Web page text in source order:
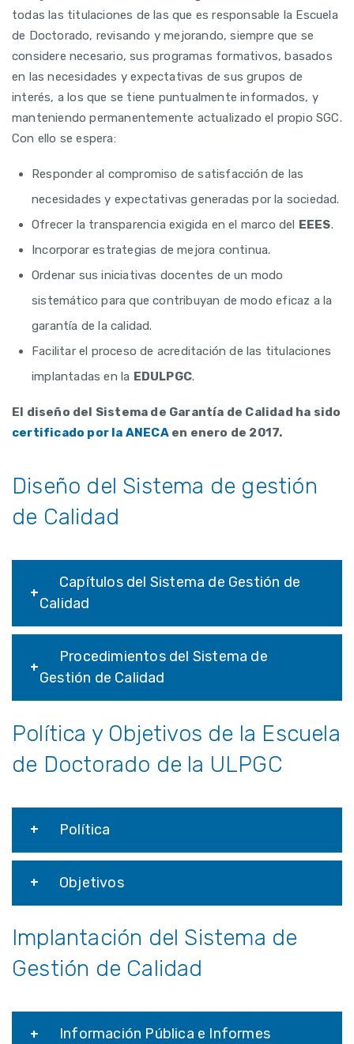
todas las titulaciones de las que es responsable la Escuela
de Doctorado, revisando y mejorando, siempre que se
considere necesario, sus programas formativos, basados
en las necesidades y expectativas de sus grupos de
interés, a los que se tiene puntualmente informados, y
manteniendo permanentemente actualizado el propio SGC.
Con ello se espera:
Responder al compromiso de satisfacción de las
necesidades y expectativas generadas por la sociedad.
Ofrecer la transparencia exigida en el marco del EEES.
Incorporar estrategias de mejora continua.
Ordenar sus iniciativas docentes de un modo
sistemático para que contribuyan de modo eficaz a la
garantía de la calidad.
Facilitar el proceso de acreditación de las titulaciones
implantadas en la EDULPGC.
El diseño del Sistema de Garantía de Calidad ha sido
certificado por la ANECAen enero de 2017.
Diseño del Sistema de gestión
de Calidad
Capítulos del Sistema de Gestión de
Calidad
Procedimientos del Sistema de
Gestión de Calidad
Política y Objetivos de la Escuela
de Doctorado de la ULPGC
Política
Objetivos
Implantación del Sistema de
Gestión de Calidad
Información Pública e Informes